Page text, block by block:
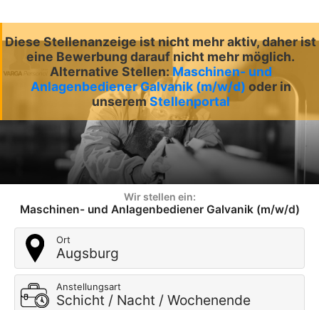
Diese Stellenanzeige ist nicht mehr aktiv, daher ist
eine Bewerbung darauf nicht mehr möglich.
Alternative Stellen: Maschinen- und
Anlagenbediener Galvanik (m/w/d) oder in
unseremStellenportal
Wir stellen ein:
Maschinen- und Anlagenbediener Galvanik (m/w/d)
Ort
Augsburg
Anstellungsart
Schicht / Nacht / Wochenende